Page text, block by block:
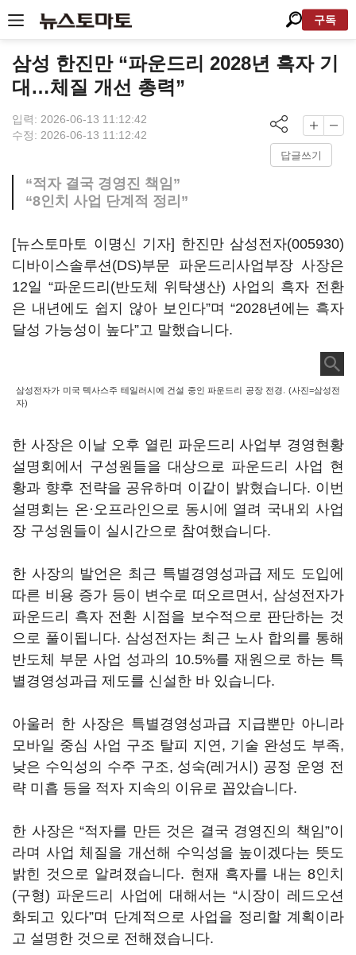
구독
삼성 한진만 “파운드리 2028년 흑자 기
대…체질 개선 총력”
입력: 2026-06-13 11:12:42
수정: 2026-06-13 11:12:42
답글쓰기
“적자 결국 경영진 책임”
“8인치 사업 단계적 정리”
[뉴스토마토 이명신 기자] 한진만 삼성전자(005930)
디바이스솔루션(DS)부문 파운드리사업부장 사장은
12일 “파운드리(반도체 위탁생산) 사업의 흑자 전환
은 내년에도 쉽지 않아 보인다”며 “2028년에는 흑자
달성 가능성이 높다”고 말했습니다.
삼성전자가 미국 텍사스주 테일러시에 건설 중인 파운드리 공장 전경. (사진=삼성전
자)
한 사장은 이날 오후 열린 파운드리 사업부 경영현황
설명회에서 구성원들을 대상으로 파운드리 사업 현
황과 향후 전략을 공유하며 이같이 밝혔습니다. 이번
설명회는 온·오프라인으로 동시에 열려 국내외 사업
장 구성원들이 실시간으로 참여했습니다.
한 사장의 발언은 최근 특별경영성과급 제도 도입에
따른 비용 증가 등이 변수로 떠오르면서, 삼성전자가
파운드리 흑자 전환 시점을 보수적으로 판단하는 것
으로 풀이됩니다. 삼성전자는 최근 노사 합의를 통해
반도체 부문 사업 성과의 10.5%를 재원으로 하는 특
별경영성과급 제도를 신설한 바 있습니다.
아울러 한 사장은 특별경영성과급 지급뿐만 아니라
모바일 중심 사업 구조 탈피 지연, 기술 완성도 부족,
낮은 수익성의 수주 구조, 성숙(레거시) 공정 운영 전
략 미흡 등을 적자 지속의 이유로 꼽았습니다.
한 사장은 “적자를 만든 것은 결국 경영진의 책임”이
라며 사업 체질을 개선해 수익성을 높이겠다는 뜻도
밝힌 것으로 알려졌습니다. 현재 흑자를 내는 8인치
(구형) 파운드리 사업에 대해서는 “시장이 레드오션
화되고 있다”며 단계적으로 사업을 정리할 계획이라
고 설명한 것으로 전해졌습니다.